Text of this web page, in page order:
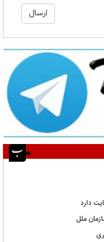
دارد
ملل